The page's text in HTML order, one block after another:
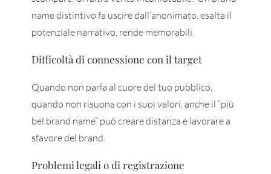
name distintivo fa uscire dall’anonimato, esalta il
potenziale narrativo, rende memorabili.
Difficoltà di connessione con il target
Quando non parla al cuore del tuo pubblico,
quando non risuona con i suoi valori, anche il “più
bel brand name” può creare distanza e lavorare a
sfavore del brand.
Problemi legali o di registrazione